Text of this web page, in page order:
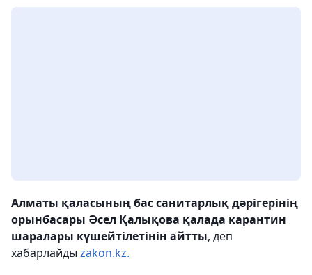
Алматы қаласының бас санитарлық дәрігерінің
орынбасары Әсел Қалықова қалада карантин
шаралары күшейтілетінін айтты, деп
хабарлайды zakon.kz.